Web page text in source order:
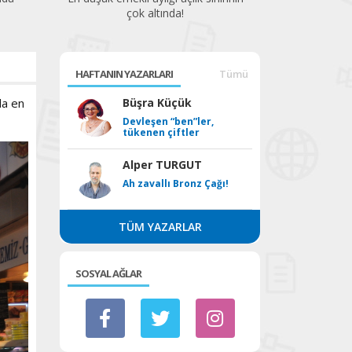
en
HAFTANIN YAZARLARI Tümü
Büşra Küçük
Devleşen “ben”ler,
tükenen çiftler
Alper TURGUT
Ah zavallı Bronz Çağı!
TÜM YAZARLAR
SOSYAL AĞLAR